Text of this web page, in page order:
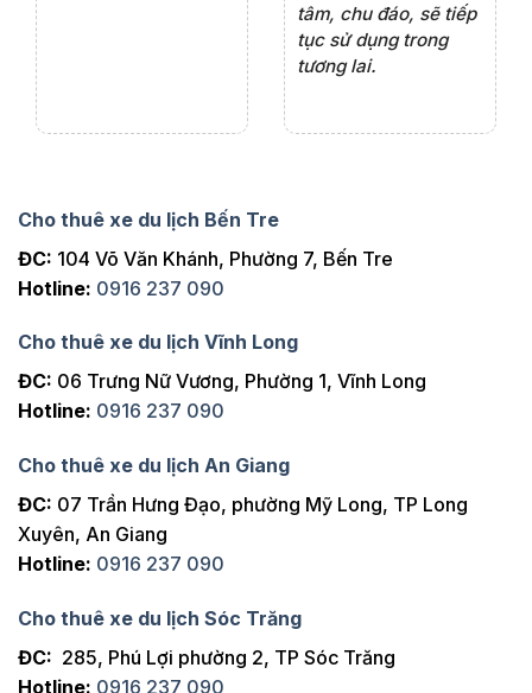
tâm, chu đáo, sẽ tiếp
tục sử dụng trong
tương lai.
Cho thuê xe du lịch Bến Tre
ĐC: 104 Võ Văn Khánh, Phường 7, Bến Tre
Hotline: 0916 237 090
Cho thuê xe du lịch Vĩnh Long
ĐC: 06 Trưng Nữ Vương, Phường 1, Vĩnh Long
Hotline: 0916 237 090
Cho thuê xe du lịch An Giang
ĐC: 07 Trần Hưng Đạo, phường Mỹ Long, TP Long
Xuyên, An Giang
Hotline: 0916 237 090
Cho thuê xe du lịch Sóc Trăng
ĐC: 285, Phú Lợi phường 2, TP Sóc Trăng
Hotline: 0916 237 090